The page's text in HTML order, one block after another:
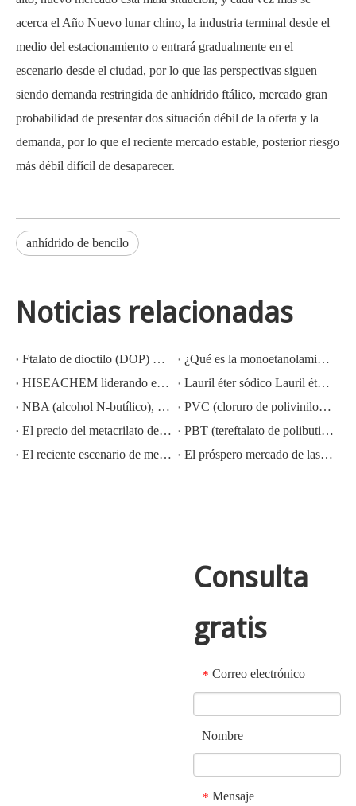
acerca el Año Nuevo lunar chino, la industria terminal desde el
medio del estacionamiento o entrará gradualmente en el
escenario desde el ciudad, por lo que las perspectivas siguen
siendo demanda restringida de anhídrido ftálico, mercado gran
probabilidad de presentar dos situación débil de la oferta y la
demanda, por lo que el reciente mercado estable, posterior riesgo
más débil difícil de desaparecer.
anhídrido de bencilo
Noticias relacionadas
Ftalato de dioctilo (DOP) CAS NO.:117-81-7
¿Qué es la monoetanolamina (MEA)?
HISEACHEM liderando el camino: Éxito reciente en la exportación de ácido acético, ácido oxálico, ácido sulfúrico, ácido nítrico, soda cáustica, álcali líquido y metabisulfito de sodio de China
Lauril éter sódico Lauril éter sulfato sódico (sles70%/aes 70%) Nº CAS: 68585-34-2sles70%/aes 70%) Nº CAS: 68585-34-2
NBA (alcohol N-butílico), CAS NO.:71-36-3, conocimiento de la industria
PVC (cloruro de polivinilo) CAS NO.:9002-86-2
El precio del metacrilato de metilo MMA CAS 80-62-6 disminuye considerablemente
PBT (tereftalato de polibutileno) CAS NO.26062-94-2
El reciente escenario de mercado del ácido sulfúrico en China: un año en revisión
El próspero mercado de las exportaciones de hidróxido de potasio, hidróxido de sodio y peróxido de hidrógeno de China: una revisión del año pasado
Consulta
gratis
* Correo electrónico
Nombre
* Mensaje